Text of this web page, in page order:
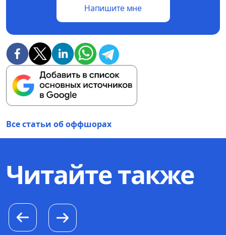
Напишите мне
Все статьи об оффшорах
Читайте также